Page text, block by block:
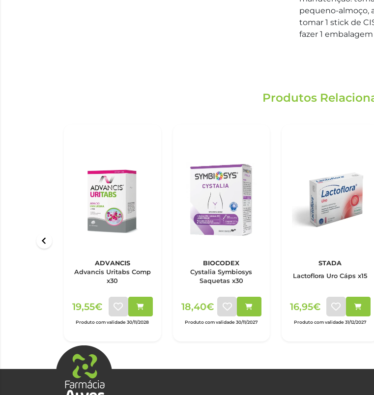
pequeno-almoço,
tomar 1 stick de
fazer 1
Produtos
ADVANCIS
Advancis Uritabs Comp
x30
19,55€
Produto com validade 30/11/2028
BIOCODEX
Cystalia Symbiosys
Saquetas x30
18,40€
Produto com validade 30/11/2027
STADA
Lactoflora Uro Cáps x15
16,95€
Produto com validade 31/12/2027